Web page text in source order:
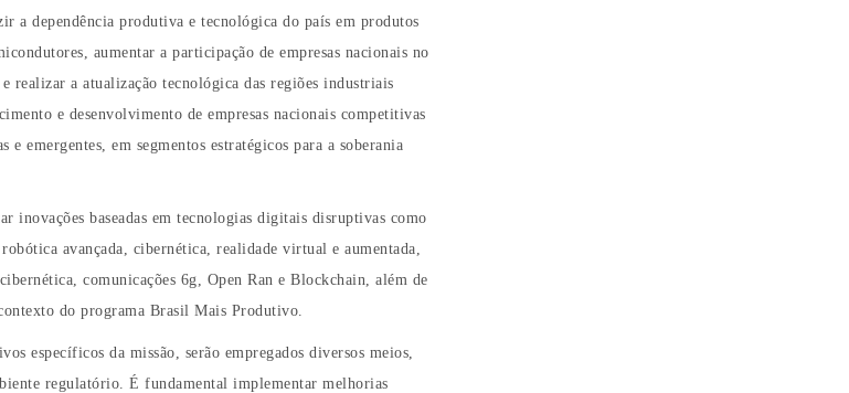
a dependência produtiva e tecnológica do país em produtos
aumentar a participação de empresas nacionais no
realizar a atualização tecnológica das regiões industriais
e desenvolvimento de empresas nacionais competitivas
emergentes, em segmentos estratégicos para a soberania
inovações baseadas em tecnologias digitais disruptivas como
avançada, cibernética, realidade virtual e aumentada,
comunicações 6g, Open Ran e Blockchain, além de
do programa Brasil Mais Produtivo.
específicos da missão, serão empregados diversos meios,
regulatório. É fundamental implementar melhorias